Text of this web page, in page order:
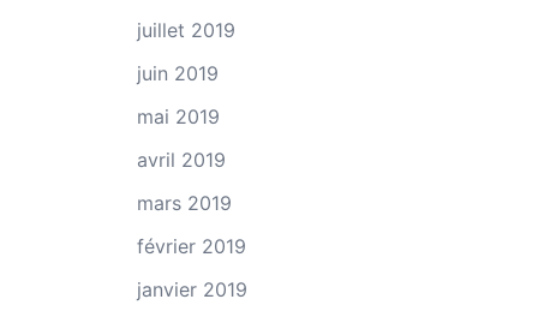
juillet 2019
juin 2019
mai 2019
avril 2019
mars 2019
février 2019
janvier 2019